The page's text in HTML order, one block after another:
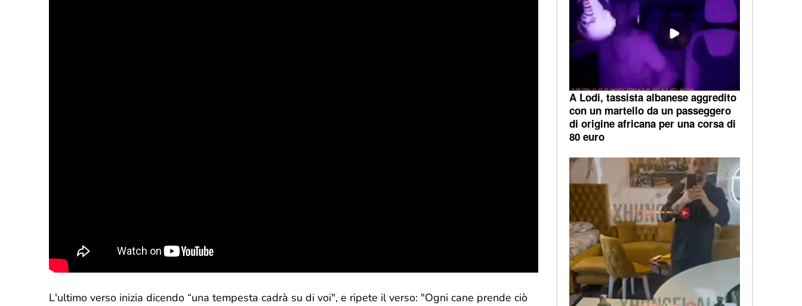
L'ultimo verso inizia dicendo “una tempesta cadrà su di voi", e ripete il verso: "Ogni cane prende ciò
A Lodi, tassista albanese aggredito
con un martello da un passeggero
di origine africana per una corsa di
80 euro